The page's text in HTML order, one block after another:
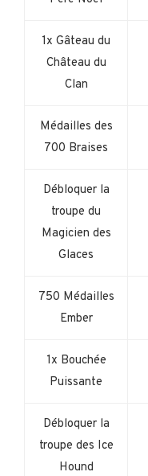
1x Gâteau du
Château du
Clan
Médailles des
700 Braises
Débloquer la
troupe du
Magicien des
Glaces
750 Médailles
Ember
1x Bouchée
Puissante
Débloquer la
troupe des Ice
Hound